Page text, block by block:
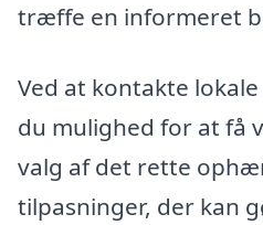
træffe en informeret
Ved at kontakte
du mulighed for at få
valg af det rette
tilpasninger, der kan